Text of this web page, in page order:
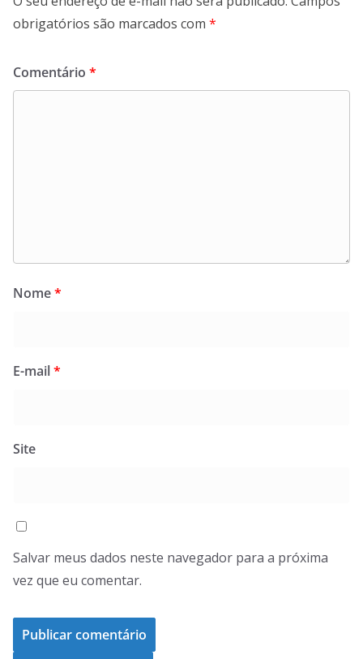
obrigatórios são marcados com *
Comentário *
Nome*
E-mail*
Site
Salvar meus dados neste navegador para a próxima
vez que eu comentar.